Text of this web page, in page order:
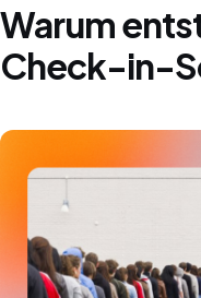
Warum
Check-in-